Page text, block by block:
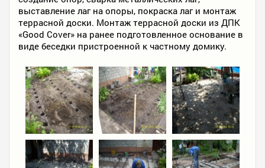
КОНТАКТЫ
ПОЛЕЗНОЕ
выставление лаг на опоры, покраска лаг и монтаж
террасной доски. Монтаж террасной доски из ДПК
«Good Cover» на ранее подготовленное основание в
виде беседки пристроенной к частному домику.